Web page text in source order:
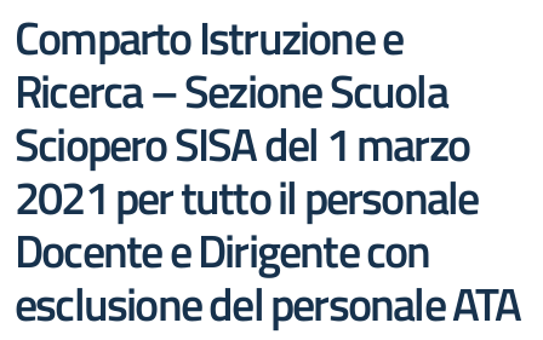
Comparto Istruzione e
Ricerca – Sezione Scuola
Sciopero SISA del 1 marzo
2021 per tutto il personale
Docente e Dirigente con
esclusione del personale ATA